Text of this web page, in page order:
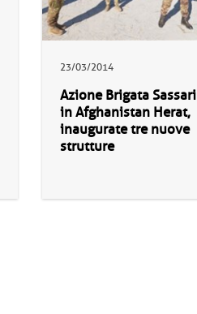
23/03/2014
Azione Brigata Sassari
in Afghanistan Herat,
inaugurate tre nuove
strutture